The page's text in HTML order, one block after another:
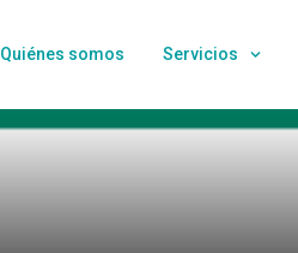
Quiénes somos Servicios